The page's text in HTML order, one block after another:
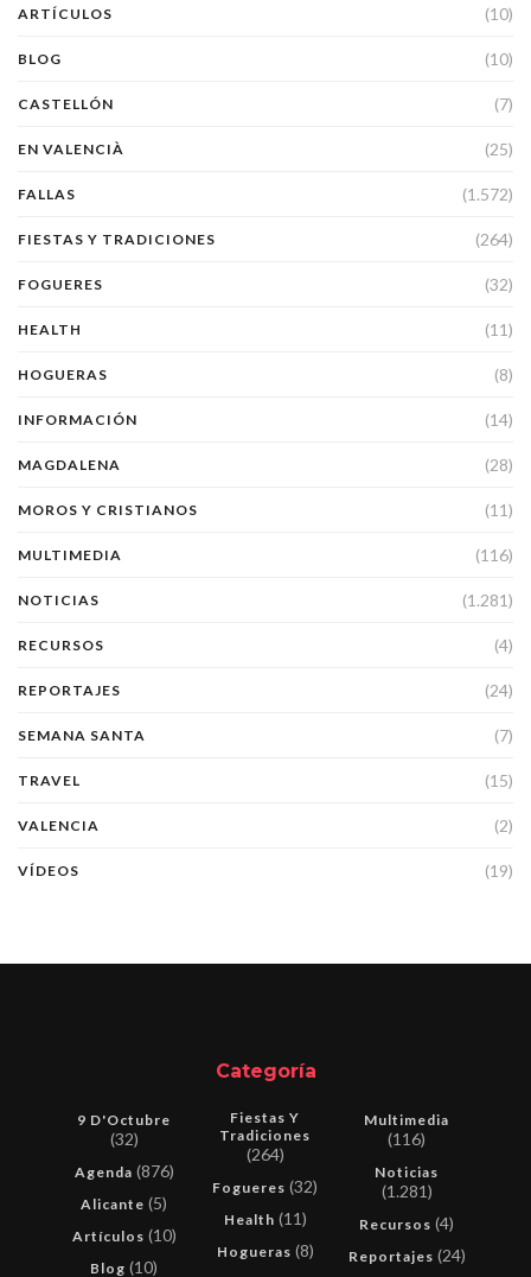
ARTÍCULOS (10)
BLOG (10)
CASTELLÓN (7)
EN VALENCIÀ (25)
FALLAS (1.572)
FIESTAS Y TRADICIONES (264)
FOGUERES (32)
HEALTH (11)
HOGUERAS (8)
INFORMACIÓN (14)
MAGDALENA (28)
MOROS Y CRISTIANOS (11)
MULTIMEDIA (116)
NOTICIAS (1.281)
RECURSOS (4)
REPORTAJES (24)
SEMANA SANTA (7)
TRAVEL (15)
VALENCIA (2)
VÍDEOS (19)
Categoría
9 D'Octubre
(32)
Agenda (876)
Alicante (5)
Artículos (10)
Blog (10)
Fiestas Y
Tradiciones
(264)
Fogueres (32)
Health (11)
Hogueras (8)
Multimedia
(116)
Noticias
(1.281)
Recursos (4)
Reportajes (24)